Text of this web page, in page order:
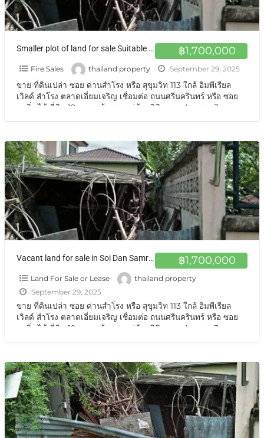
฿1,700,000
Smaller plot of land for sale Suitable for build a house, residence ขายที่ดินแปลงเล็กๆปลูกบ้านซอยวัดด่าน
Fire Sales thailand property September 29, 2025
ขาย ที่ดินเปล่า ซอย ด่านสำโรง หรือ สุขุมวิท 113 ใกล้ อิมพีเรียล
เวิลด์ สำโรง ตลาดเอี่ยมเจริญ เชื่อมต่อ ถนนศรีนครินทร์ หรือ ซอย
แบริ่ง ได้ ที่ดิน 19 ตรว. เข้าซอยหมู่บ้านลิขิต จากปากซอย 3 กม
฿1,700,000
Vacant land for sale in Soi Dan Samrong or Sukhumvit 113 ขายที่ดินแปลงเล็กๆปลูกบ้านซอยวัดด่าน สุขุมวิท113 19 ตร.วา
Land For Sale or Lease
thailand property
September 29, 2025
ขาย ที่ดินเปล่า ซอย ด่านสำโรง หรือ สุขุมวิท 113 ใกล้ อิมพีเรียล
เวิลด์ สำโรง ตลาดเอี่ยมเจริญ เชื่อมต่อ ถนนศรีนครินทร์ หรือ ซอย
แบริ่ง ได้ ที่ดิน 19 ตรว. เข้าซอยหมู่บ้านลิขิต จากปากซอย 3 กม